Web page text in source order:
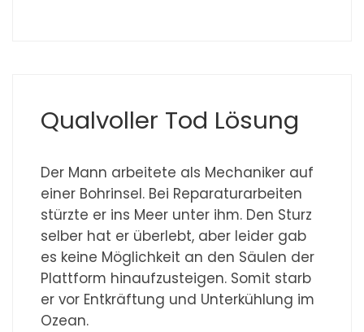
Qualvoller Tod Lösung
Der Mann arbeitete als Mechaniker auf
einer Bohrinsel. Bei Reparaturarbeiten
stürzte er ins Meer unter ihm. Den Sturz
selber hat er überlebt, aber leider gab
es keine Möglichkeit an den Säulen der
Plattform hinaufzusteigen. Somit starb
er vor Entkräftung und Unterkühlung im
Ozean.